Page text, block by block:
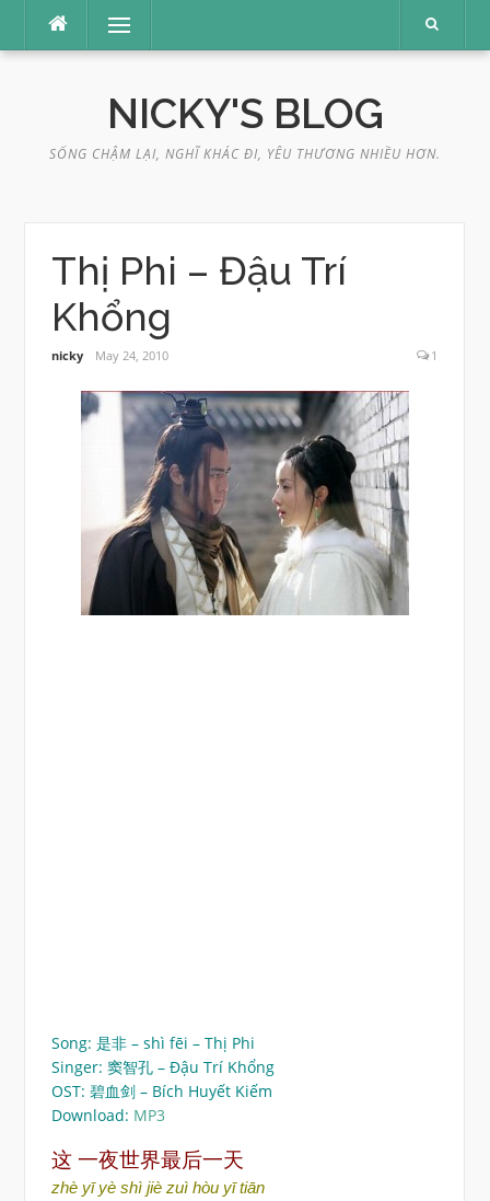
content
Menu
NICKY'S BLOG
SỐNG CHẬM LẠI, NGHĨ KHÁC ĐI, YÊU THƯƠNG NHIỀU HƠN.
Thị Phi – Đậu Trí
Khổng
nicky May 24, 2010 1
Song: 是非 – shì fēi – Thị Phi
Singer: 窦智孔 – Đậu Trí Khổng
OST: 碧血剑 – Bích Huyết Kiếm
Download: MP3
这 一夜世界最后一天
zhè yī yè shì jiè zuì hòu yī tiān